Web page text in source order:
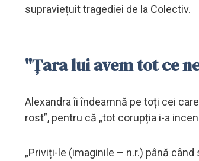
supraviețuit tragediei de la Colectiv.
"Țara lui avem tot ce
Alexandra îi îndeamnă pe toți cei
rost”, pentru că „tot corupția i-a
„Priviți-le (imaginile – n.r.) până